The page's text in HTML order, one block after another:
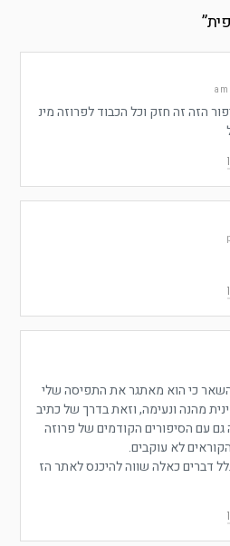
”
הזה זה חזק וכל הכבוד לפרוזה מינ
כי הוא מאתגר את התפיסה שלי
מהנה ונעימה, וזאת בדרך של כתיב
גם עם הסיפורים הקודמים של פרוזה
לא עוקבים.
דברים כאלה שווה להיכנס לאתר הז